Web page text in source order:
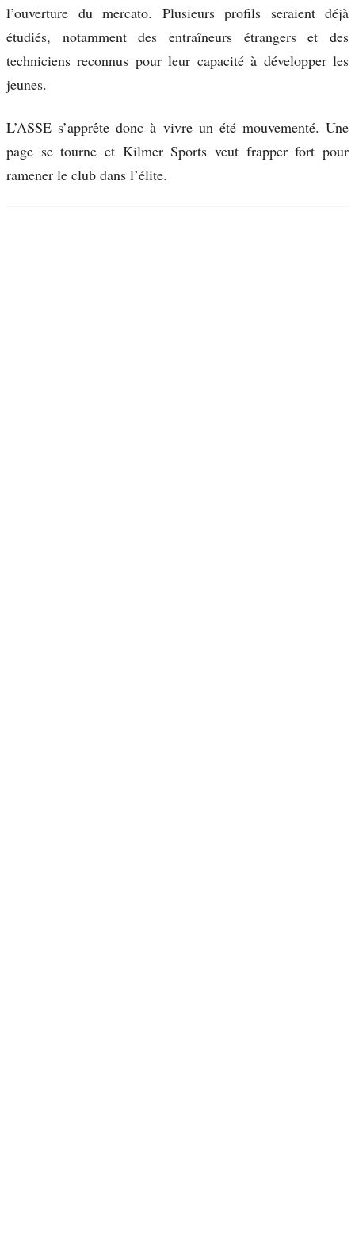
l’ouverture du mercato. Plusieurs profils seraient déjà
étudiés, notamment des entraîneurs étrangers et des
techniciens reconnus pour leur capacité à développer les
jeunes.
L’ASSE s’apprête donc à vivre un été mouvementé. Une
page se tourne et Kilmer Sports veut frapper fort pour
ramener le club dans l’élite.